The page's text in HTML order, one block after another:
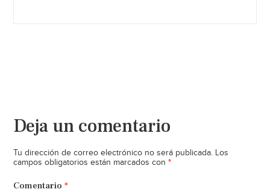
Deja un comentario
Tu dirección de correo electrónico no será publicada. Los
campos obligatorios están marcados con *
Comentario *